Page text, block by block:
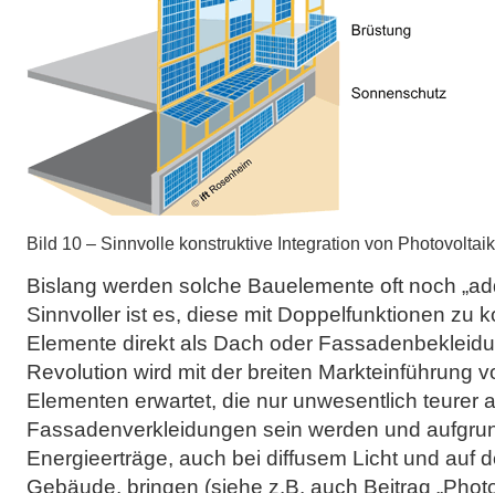
Bild 10 – Sinnvolle konstruktive Integration von
Bislang werden solche Bauelemente oft noch
Sinnvoller ist es, diese mit Doppelfunktionen zu
Elemente direkt als Dach oder
Revolution wird mit der breiten Markteinführung
Elementen erwartet, die nur unwesentlich teurer
Fassadenverkleidungen sein werden und
Energieerträge, auch bei diffusem Licht und auf
Gebäude, bringen (siehe z.B. auch Beitrag